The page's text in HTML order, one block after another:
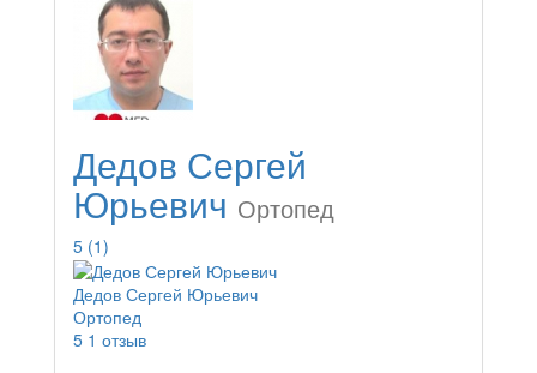
Дедов Сергей
Юрьевич Ортопед
5 (1)
Дедов Сергей Юрьевич
Ортопед
5 1 отзыв